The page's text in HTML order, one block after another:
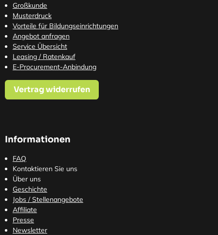
Großkunde
Musterdruck
Vorteile für Bildungseinrichtungen
Angebot anfragen
Service Übersicht
Leasing / Ratenkauf
E-Procurement-Anbindung
Vertrag widerrufen
Informationen
FAQ
Kontaktieren Sie uns
Über uns
Geschichte
Jobs / Stellenangebote
Affiliate
Presse
Newsletter